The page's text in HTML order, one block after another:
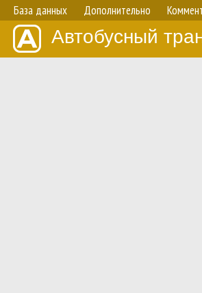
База данных Дополнительно
Автобусный